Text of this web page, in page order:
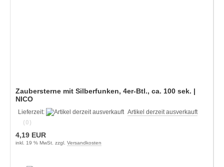
Zaubersterne mit Silberfunken, 4er-Btl., ca. 100 sek. |
NICO
Lieferzeit:
Artikel derzeit ausverkauft
(0)
4,19 EUR
inkl. 19 % MwSt. zzgl. Versandkosten